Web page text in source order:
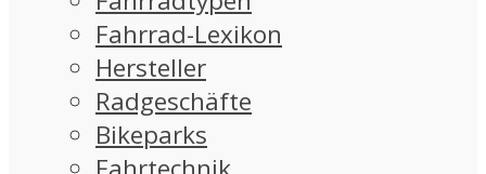
Fahrrad-Lexikon
Hersteller
Radgeschäfte
Bikeparks